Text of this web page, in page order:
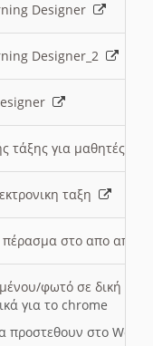
Designer
Designer_2
τάξης για μαθητές
ταξη
πέρασμα στο απο
φωτό σε δική
για το chrome
προστεθουν στο Word